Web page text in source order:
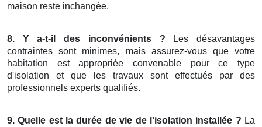
maison reste inchangée.
8. Y a-t-il des inconvénients ? Les désavantages
contraintes sont minimes, mais assurez-vous que votre
habitation est appropriée convenable pour ce type
d'isolation et que les travaux sont effectués par des
professionnels experts qualifiés.
9. Quelle est la durée de vie de l'isolation installée ? La